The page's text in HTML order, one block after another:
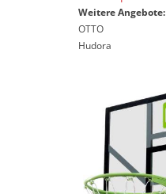
Weitere Angebote:
OTTO
Hudora